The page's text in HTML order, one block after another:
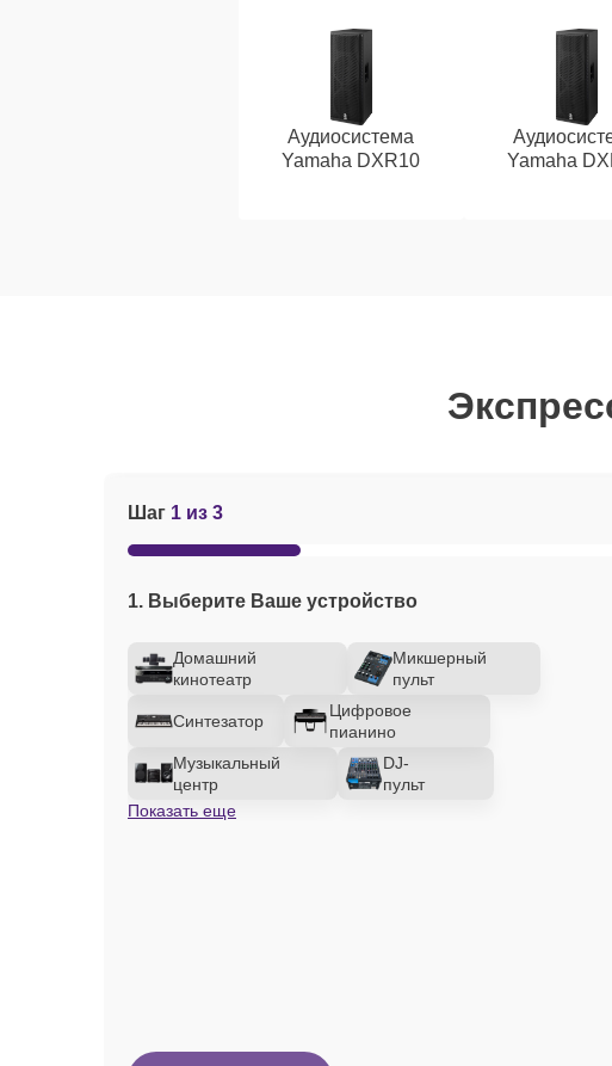
Аудиосистема
Yamaha DXR10
Yamaha
Шаг 1 из 3
1. Выберите Ваше устройство
Домашний
кинотеатр
Микшерный
пульт
Синтезатор
Цифровое
пианино
Музыкальный
центр
DJ-
пульт
Показать еще